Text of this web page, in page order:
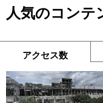
人気のコンテ
アクセス数